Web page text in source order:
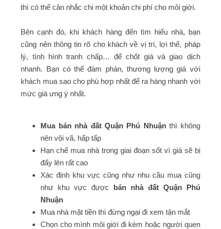
thì có thể cân nhắc chi một khoản chi phí cho môi giới.
Bên cạnh đó, khi khách hàng đến tìm hiểu nhà, bạn
cũng nên thông tin rõ cho khách về vị trí, lợi thế, pháp
lý, tình hình tranh chấp… để chốt giá và giao dịch
nhanh. Bạn có thể đàm phán, thương lượng giá với
khách mua sao cho phù hợp nhất để ra hàng nhanh với
mức giá ưng ý nhất.
Mua bán nhà đất Quận Phú Nhuậnthì không
nên vội vã, hấp tấp
Hạn chế mua nhà trong giai đoạn sốt vì giá sẽ bị
đẩy lên rất cao
Xác định khu vực cũng như nhu cầu mua cũng
như khu vực được bán nhà đất Quận Phú
Nhuận
Mua nhà mặt tiền thì đừng ngại đi xem tận mắt
Chọn cho mình môi giới đi kèm hoặc người quen